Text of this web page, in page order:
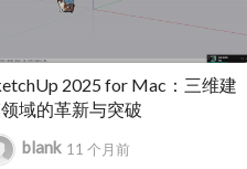
购，2012 年转交给
迭代，推出了多个版本
2025 for Mac：三维建
域的革新与突破
blank 11 个月前